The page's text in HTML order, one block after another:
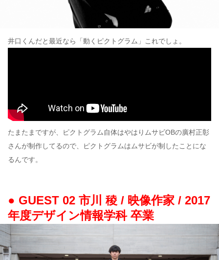
井口くんだと最近なら「動くピクトグラム」これでしょ。
たまたまですが、ピクトグラム自体はやはりムサビOBの廣村正彰
さんが制作してるので、ピクトグラムはムサビが制したことにな
るんです。
● GUEST 02 市川 稜 / 映像作家 / 2017
年度デザイン情報学科 卒業